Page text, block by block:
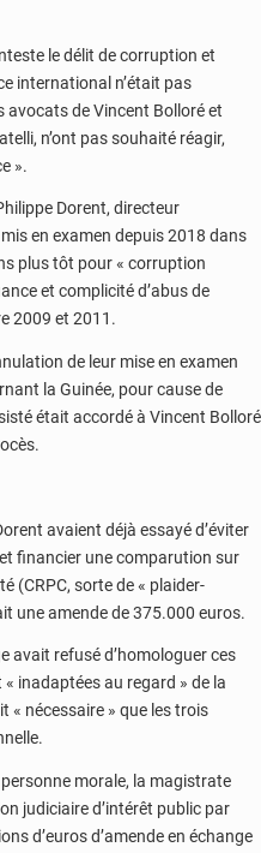
le délit de corruption et
international n’était pas
avocats de Vincent Bolloré et
n’ont pas souhaité réagir,
».
Dorent, directeur
en examen depuis 2018 dans
plus tôt pour « corruption
et complicité d’abus de
2009 et 2011.
de leur mise en examen
la Guinée, pour cause de
était accordé à Vincent Bolloré
avaient déjà essayé d’éviter
financier une comparution sur
(CRPC, sorte de « plaider-
une amende de 375.000 euros.
avait refusé d’homologuer ces
inadaptées au regard » de la
« nécessaire » que les trois
morale, la magistrate
judiciaire d’intérêt public par
d’euros d’amende en échange